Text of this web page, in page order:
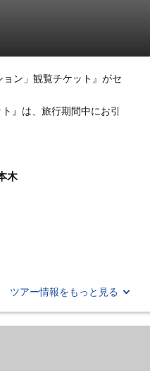
ン」観覧チケット』がセ
』は、旅行期間中にお引
木
ツアー情報をもっと見る